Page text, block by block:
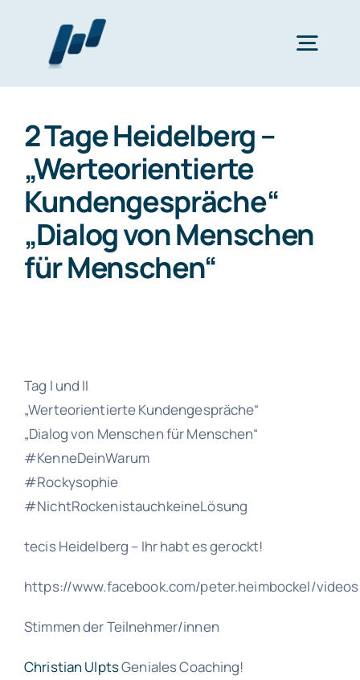
springen
Wertearbeit
Finanzplanung
Ich bin
Veranstaltungen
Kontakt
2 Tage Heidelberg –
„Werteorientierte
Kundengespräche“
„Dialog von Menschen
für Menschen“
Tag I und II
„Werteorientierte Kundengespräche“
„Dialog von Menschen für Menschen“
‪#‎KenneDeinWarum‬
‪#‎Rockysophie‬
‪#‎NichtRockenistauchkeineLösung‬
tecis Heidelberg – Ihr habt es gerockt!
https://www.facebook.com/peter.heimbockel/
Stimmen der Teilnehmer/innen
Christian UlptsGeniales Coaching!